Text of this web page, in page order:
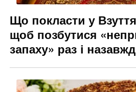
Що покласти у
щоб позбутися
запаху» раз і